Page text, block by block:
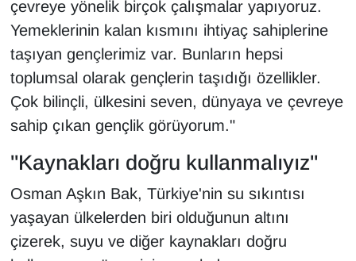
çevreye yönelik birçok çalışmalar yapıyoruz.
Yemeklerinin kalan kısmını ihtiyaç sahiplerine
taşıyan gençlerimiz var. Bunların hepsi
toplumsal olarak gençlerin taşıdığı özellikler.
Çok bilinçli, ülkesini seven, dünyaya ve çevreye
sahip çıkan gençlik görüyorum."
"Kaynakları doğru kullanmalıyız"
Osman Aşkın Bak, Türkiye'nin su sıkıntısı
yaşayan ülkelerden biri olduğunun altını
çizerek, suyu ve diğer kaynakları doğru